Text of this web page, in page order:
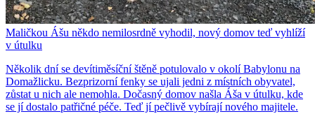
Maličkou Ášu někdo nemilosrdně vyhodil, nový domov teď vyhlíží
v útulku
Několik dní se devítiměsíční štěně potulovalo v okolí Babylonu na
Domažlicku. Bezprizorní fenky se ujali jedni z místních obyvatel,
zůstat u nich ale nemohla. Dočasný domov našla Áša v útulku, kde
se jí dostalo patřičné péče. Teď jí pečlivě vybírají nového majitele.